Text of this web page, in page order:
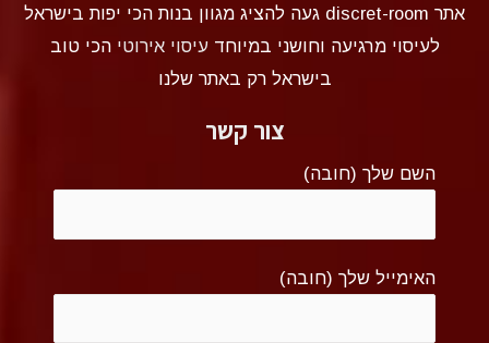
אתר discret-room געה להציג מגוון בנות הכי יפות בישראל
לעיסוי מרגיעה וחושני במיוחדעיסוי אירוטי הכי טוב
בישראל רק באתר שלנו
צור קשר
השם שלך (חובה)
האימייל שלך (חובה)